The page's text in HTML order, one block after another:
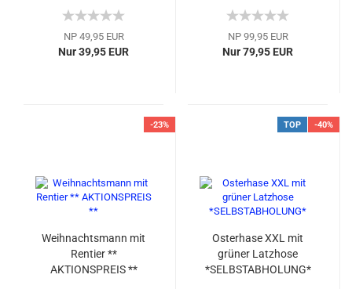
NP 49,95 EUR
Nur 39,95 EUR
NP 99,95 EUR
Nur 79,95 EUR
-23%
Weihnachtsmann mit
Rentier **
AKTIONSPREIS **
TOP -40%
Osterhase XXL mit
grüner Latzhose
*SELBSTABHOLUNG*